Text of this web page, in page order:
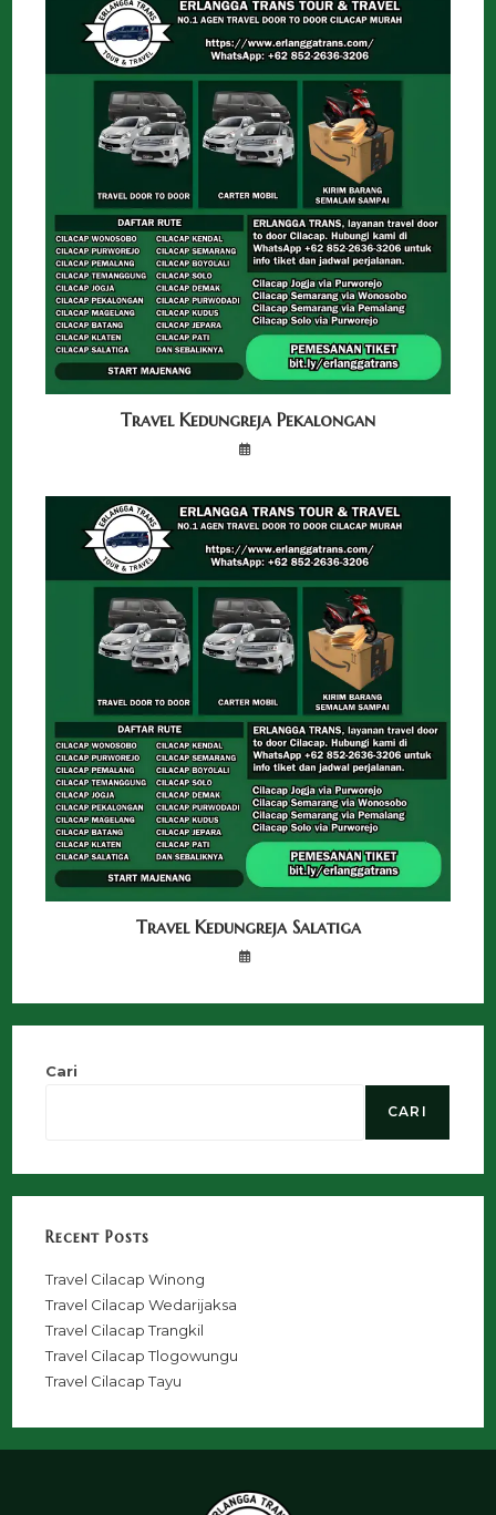
Travel Kedungreja Pekalongan
Travel Kedungreja Salatiga
Cari
CARI
Recent Posts
Travel Cilacap Winong
Travel Cilacap Wedarijaksa
Travel Cilacap Trangkil
Travel Cilacap Tlogowungu
Travel Cilacap Tayu